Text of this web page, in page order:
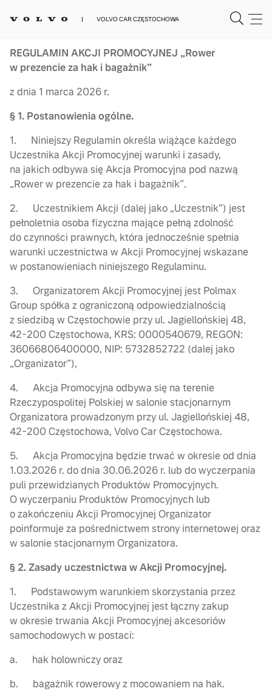
VOLVO CAR CZĘSTOCHOWA
REGULAMIN AKCJI PROMOCYJNEJ „Rower
w prezencie za hak i bagażnik”
z dnia 1 marca 2026 r.
§ 1. Postanowienia ogólne.
1. Niniejszy Regulamin określa wiążące każdego
Uczestnika Akcji Promocyjnej warunki i zasady,
na jakich odbywa się Akcja Promocyjna pod nazwą
„Rower w prezencie za hak i bagażnik”.
2. Uczestnikiem Akcji (dalej jako „Uczestnik”) jest
pełnoletnia osoba fizyczna mające pełną zdolność
do czynności prawnych, która jednocześnie spełnia
warunki uczestnictwa w Akcji Promocyjnej wskazane
w postanowieniach niniejszego Regulaminu.
3. Organizatorem Akcji Promocyjnej jest Polmax
Group spółka z ograniczoną odpowiedzialnością
z siedzibą w Częstochowie przy ul. Jagiellońskiej 48,
42-200 Częstochowa, KRS: 0000540679, REGON:
36066806400000, NIP: 5732852722 (dalej jako
„Organizator”),
4. Akcja Promocyjna odbywa się na terenie
Rzeczypospolitej Polskiej w salonie stacjonarnym
Organizatora prowadzonym przy ul. Jagiellońskiej 48,
42-200 Częstochowa, Volvo Car Częstochowa.
5. Akcja Promocyjna będzie trwać w okresie od dnia
1.03.2026 r. do dnia 30.06.2026 r. lub do wyczerpania
puli przewidzianych Produktów Promocyjnych.
O wyczerpaniu Produktów Promocyjnych lub
o zakończeniu Akcji Promocyjnej Organizator
poinformuje za pośrednictwem strony internetowej oraz
w salonie stacjonarnym Organizatora.
§ 2. Zasady uczestnictwa w Akcji Promocyjnej.
1. Podstawowym warunkiem skorzystania przez
Uczestnika z Akcji Promocyjnej jest łączny zakup
w okresie trwania Akcji Promocyjnej akcesoriów
samochodowych w postaci:
a. hak holowniczy oraz
b. bagażnik rowerowy z mocowaniem na hak.